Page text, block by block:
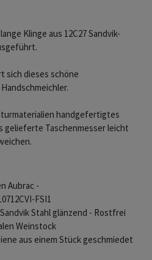
Klinge aus 12C27 Sandvik-
sich dieses schöne
handgefertigtes
gelieferte Taschenmesser leicht
Aubrac -
FSI1
Stahl glänzend - Rostfrei
Weinstock
aus einem Stück geschmiedet